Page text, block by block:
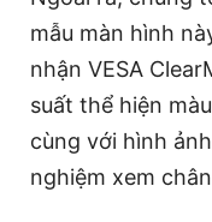
mẫu màn hình
nhận VESA
suất thể hiện
cùng với hình
nghiệm xem